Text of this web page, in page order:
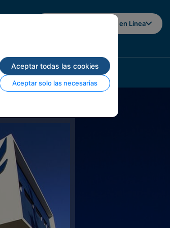
Iniciar sesión en Banca en Línea
Aceptar todas las cookies
Aceptar solo las necesarias